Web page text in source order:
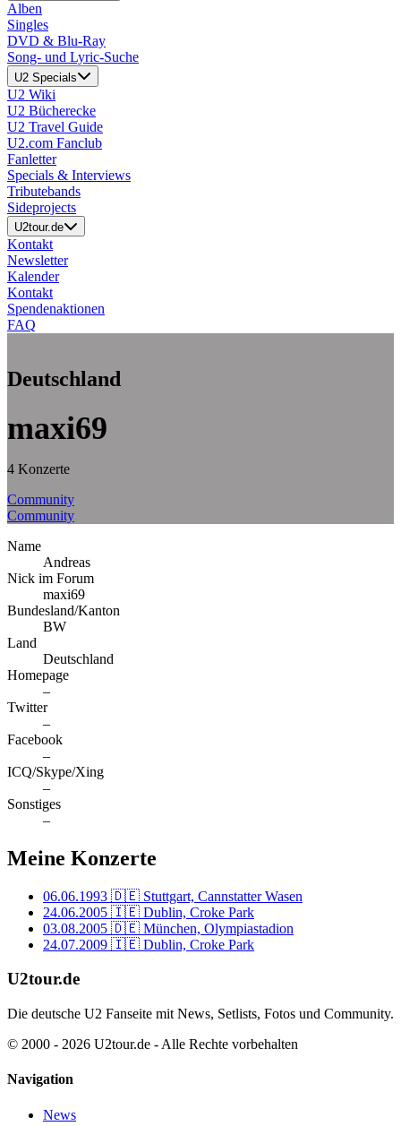
Alben
Singles
DVD & Blu-Ray
Song- und Lyric-Suche
U2 Specials
U2 Wiki
U2 Bücherecke
U2 Travel Guide
U2.com Fanclub
Fanletter
Specials & Interviews
Tributebands
Sideprojects
U2tour.de
Kontakt
Newsletter
Kalender
Kontakt
Spendenaktionen
FAQ
Deutschland
maxi69
4 Konzerte
Community
Community
Name
Andreas
Nick im Forum
maxi69
Bundesland/Kanton
BW
Land
Deutschland
Homepage
–
Twitter
–
Facebook
–
ICQ/Skype/Xing
–
Sonstiges
–
Meine Konzerte
06.06.1993 🇩🇪 Stuttgart, Cannstatter Wasen
24.06.2005 🇮🇪 Dublin, Croke Park
03.08.2005 🇩🇪 München, Olympiastadion
24.07.2009 🇮🇪 Dublin, Croke Park
U2tour.de
Die deutsche U2 Fanseite mit News, Setlists, Fotos und Community.
© 2000 - 2026 U2tour.de - Alle Rechte vorbehalten
Navigation
News